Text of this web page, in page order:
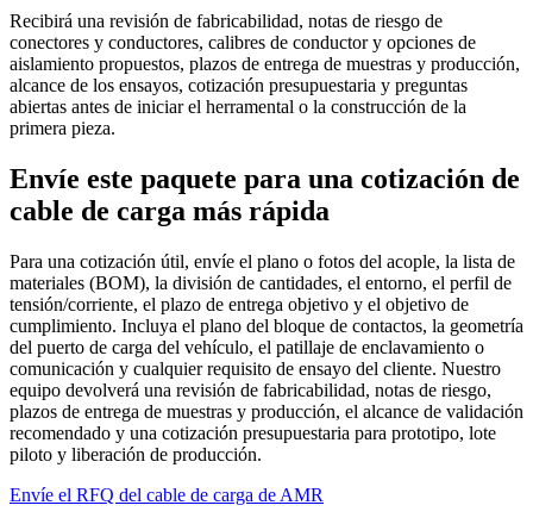
Recibirá una revisión de fabricabilidad, notas de riesgo de
conectores y conductores, calibres de conductor y opciones de
aislamiento propuestos, plazos de entrega de muestras y producción,
alcance de los ensayos, cotización presupuestaria y preguntas
abiertas antes de iniciar el herramental o la construcción de la
primera pieza.
Envíe este paquete para una cotización de
cable de carga más rápida
Para una cotización útil, envíe el plano o fotos del acople, la lista de
materiales (BOM), la división de cantidades, el entorno, el perfil de
tensión/corriente, el plazo de entrega objetivo y el objetivo de
cumplimiento. Incluya el plano del bloque de contactos, la geometría
del puerto de carga del vehículo, el patillaje de enclavamiento o
comunicación y cualquier requisito de ensayo del cliente. Nuestro
equipo devolverá una revisión de fabricabilidad, notas de riesgo,
plazos de entrega de muestras y producción, el alcance de validación
recomendado y una cotización presupuestaria para prototipo, lote
piloto y liberación de producción.
Envíe el RFQ del cable de carga de AMR